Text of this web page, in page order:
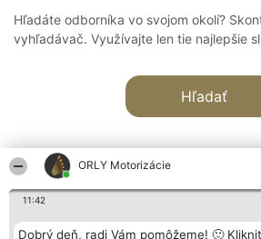
ORLY Motorizácie
11:42
Dobrý deň, radi Vám pomôžeme! 🙂
Hľadáte odborníka vo svojom okolí?
vyhľadávač. Využívajte len tie najlepšie
Hľadať
Organizátor hodnotenia Hodnotenie